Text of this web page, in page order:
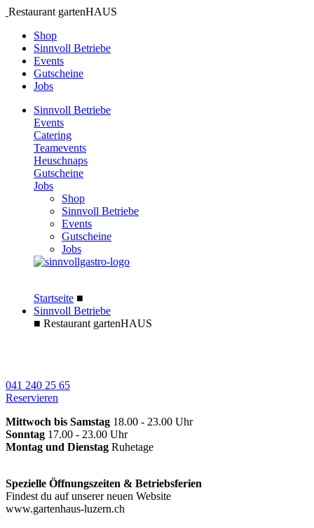
Restaurant gartenHAUS
Shop
Sinnvoll Betriebe
Events
Gutscheine
Jobs
Sinnvoll Betriebe
Events
Catering
Teamevents
Heuschnaps
Gutscheine
Jobs
Shop
Sinnvoll Betriebe
Events
Gutscheine
Jobs
Startseite ■
Sinnvoll Betriebe
■ Restaurant gartenHAUS
041 240 25 65
Reservieren
Mittwoch bis Samstag 18.00 - 23.00 Uhr
Sonntag 17.00 - 23.00 Uhr
Montag und Dienstag Ruhetage
Spezielle Öffnungszeiten & Betriebsferien
Findest du auf unserer neuen Website
www.gartenhaus-luzern.ch